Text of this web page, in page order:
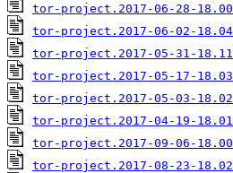
tor-project.2017-06-28-
tor-project.2017-06-02-
tor-project.2017-05-31-
tor-project.2017-05-17-
tor-project.2017-05-03-
tor-project.2017-04-19-
tor-project.2017-09-06-
tor-project.2017-08-23-